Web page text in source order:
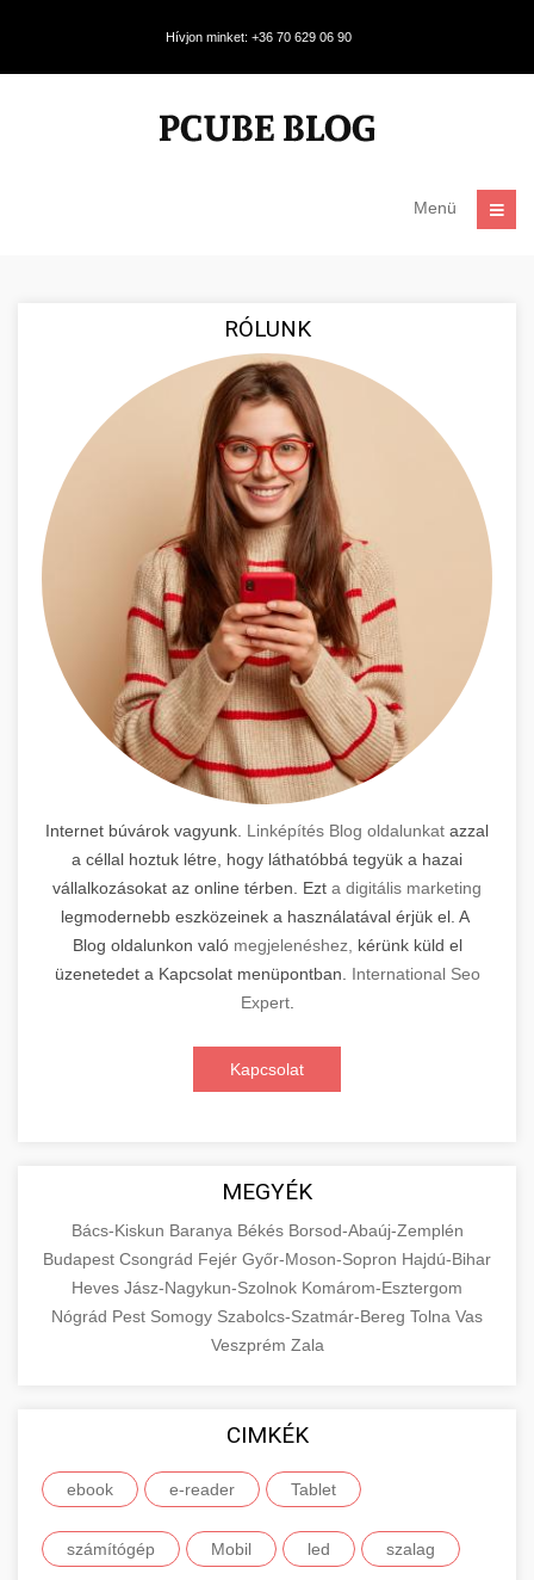
Hívjon minket: +36 70 629 06 90
Menü
RÓLUNK
Internet búvárok vagyunk. Linképítés Blog oldalunkat azzal
a céllal hoztuk létre, hogy láthatóbbá tegyük a hazai
vállalkozásokat az online térben. Ezt a digitális marketing
legmodernebb eszközeinek a használatával érjük el. A
Blog oldalunkon való megjelenéshez,
kérünk küld el
üzenetedet a Kapcsolat menüpontban. International Seo
Expert.
Kapcsolat
MEGYÉK
Bács-Kiskun Baranya Békés Borsod-Abaúj-Zemplén
Budapest Csongrád Fejér Győr-Moson-Sopron Hajdú-Bihar
Heves Jász-Nagykun-Szolnok Komárom-Esztergom
Nógrád Pest Somogy Szabolcs-Szatmár-Bereg Tolna Vas
Veszprém Zala
CIMKÉK
ebook e-reader Tablet
számítógép Mobil led szalag